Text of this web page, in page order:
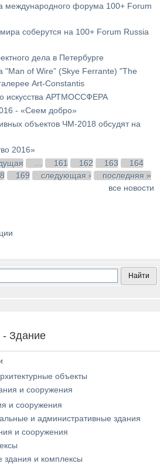
международного форума 100+ Forum
соберутся на 100+ Forum Russia
дела в Петербурге
"Man of Wire” (Skye Ferrante) "The
Art-Constantis
искусства АРТМОССФЕРА
- «Сеем добро»
объектов ЧМ-2018 обсудят на
2016»
… 161 162 163
164
169 следующая ›
последняя »
все новости
- Здание
объекты
и сооружения
и сооружения
и административные здания
и сооружения
здания и комплексы